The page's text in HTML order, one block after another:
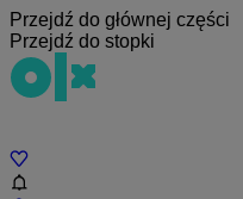
Przejdź do głównej części
Przejdź do stopki